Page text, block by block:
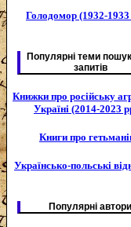
Голодомор (1932-1933
Популярні теми
запитів
Книжки про російську
Україні (2014-2023
Книги про
Українсько-польські
Популярні автори